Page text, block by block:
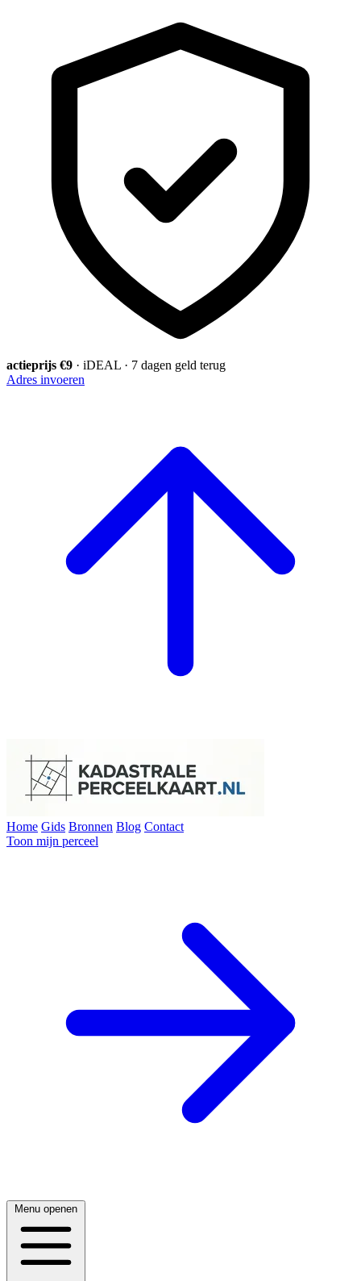
actieprijs €9 · iDEAL · 7 dagen geld terug
Adres invoeren
Home Gids Bronnen Blog Contact
Toon mijn perceel
Menu openen